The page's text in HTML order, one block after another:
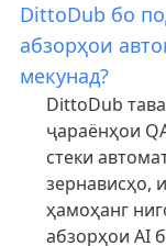
DittoDub бо
абзорҳои
мекунад?
DittoDub
ҷараёнҳои
стеки
зернависҳо,
ҳамоҳанг
абзорҳои AI